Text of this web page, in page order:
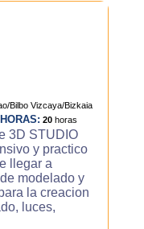
HORAS: 20 horas
3D STUDIO
y practico
llegar a
modelado y
la creacion
luces,